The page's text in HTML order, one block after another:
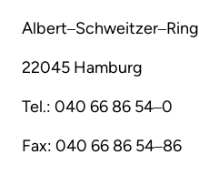
Albert‒Schweitzer‒Ring
22045 Hamburg
Tel.: 040 66 86 54‒0
Fax: 040 66 86 54‒86